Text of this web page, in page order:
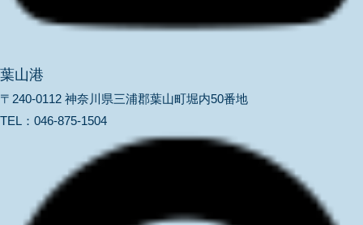
葉山港
〒240-0112 神奈川県三浦郡葉山町堀内50番地
TEL： 046-875-1504